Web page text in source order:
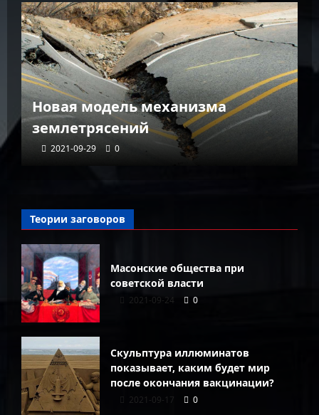
Новая модель механизма
землетрясений
2021-09-29 0
Теории заговоров
Масонские общества при
советской власти
2021-09-24 0
Скульптура иллюминатов
показывает, каким будет мир
после окончания вакцинации?
2021-09-17 0